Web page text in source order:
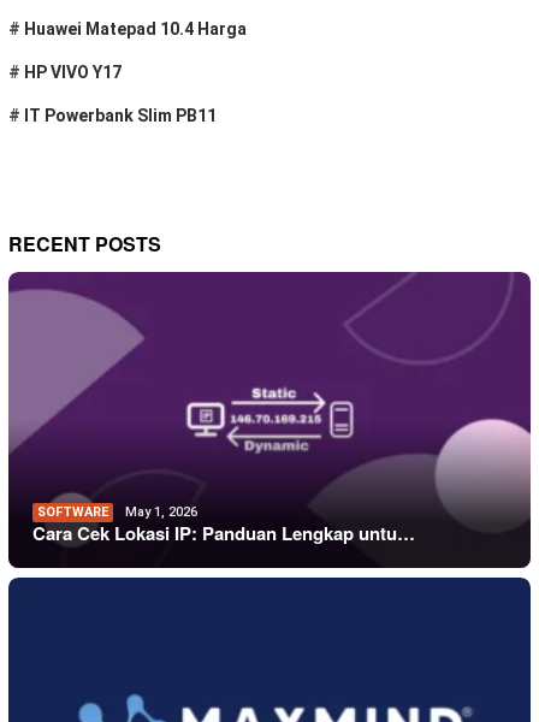
# Huawei Matepad 10.4 Harga
# HP VIVO Y17
# IT Powerbank Slim PB11
RECENT POSTS
SOFTWARE May 1, 2026
Cara Cek Lokasi IP: Panduan Lengkap untu…